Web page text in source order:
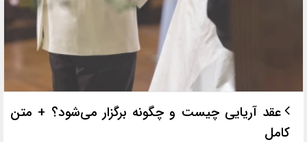
عقد آریایی چیست و چگونه برگزار می‌شود؟ + متن
کامل